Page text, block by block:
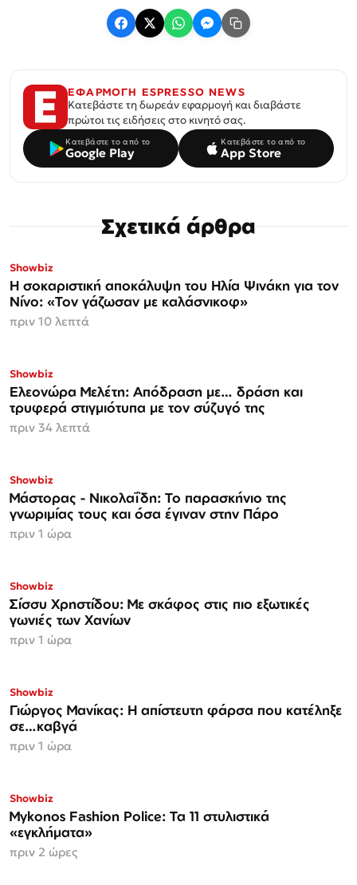
ΕΦΑΡΜΟΓΗ ESPRESSO NEWS
Κατεβάστε τη δωρεάν εφαρμογή και διαβάστε
πρώτοι τις ειδήσεις στο κινητό σας.
Κατεβάστε το από το
Google Play
Κατεβάστε το από το
App Store
Σχετικά άρθρα
Showbiz
Η σοκαριστική αποκάλυψη του Ηλία Ψινάκη για τον
Νίνο: «Τον γάζωσαν με καλάσνικοφ»
πριν 10 λεπτά
Showbiz
Ελεονώρα Μελέτη: Απόδραση με… δράση και
τρυφερά στιγμιότυπα με τον σύζυγό της
πριν 34 λεπτά
Showbiz
Μάστορας - Νικολαΐδη: Το παρασκήνιο της
γνωριμίας τους και όσα έγιναν στην Πάρο
πριν 1 ώρα
Showbiz
Σίσσυ Χρηστίδου: Με σκάφος στις πιο εξωτικές
γωνιές των Χανίων
πριν 1 ώρα
Showbiz
Γιώργος Μανίκας: Η απίστευτη φάρσα που κατέληξε
σε…καβγά
πριν 1 ώρα
Showbiz
Mykonos Fashion Police: Τα 11 στυλιστικά
«εγκλήματα»
πριν 2 ώρες